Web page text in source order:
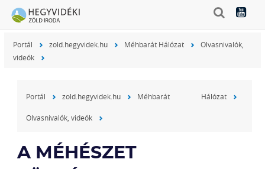
Portál zold.hegyvidek.hu Méhbarát Hálózat
Olvasnivalók,
videók
Portál zold.hegyvidek.hu Méhbarát Hálózat
Olvasnivalók, videók
A MÉHÉSZET